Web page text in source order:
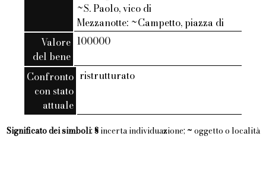
~S. Paolo, vico di
Mezzanotte: ~Campetto, piazza di
Valore
del bene
100000
Confronto
con stato
attuale
ristrutturato
Significato dei simboli: §incerta individuazione; ~ oggetto o località